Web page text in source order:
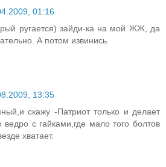
01:16
ругается) зайди-ка на мой ЖЖ, да
А потом извинись.
13:35
скажу -Патриот только и делает
ведро с гайками,где мало того болтов
хватает.